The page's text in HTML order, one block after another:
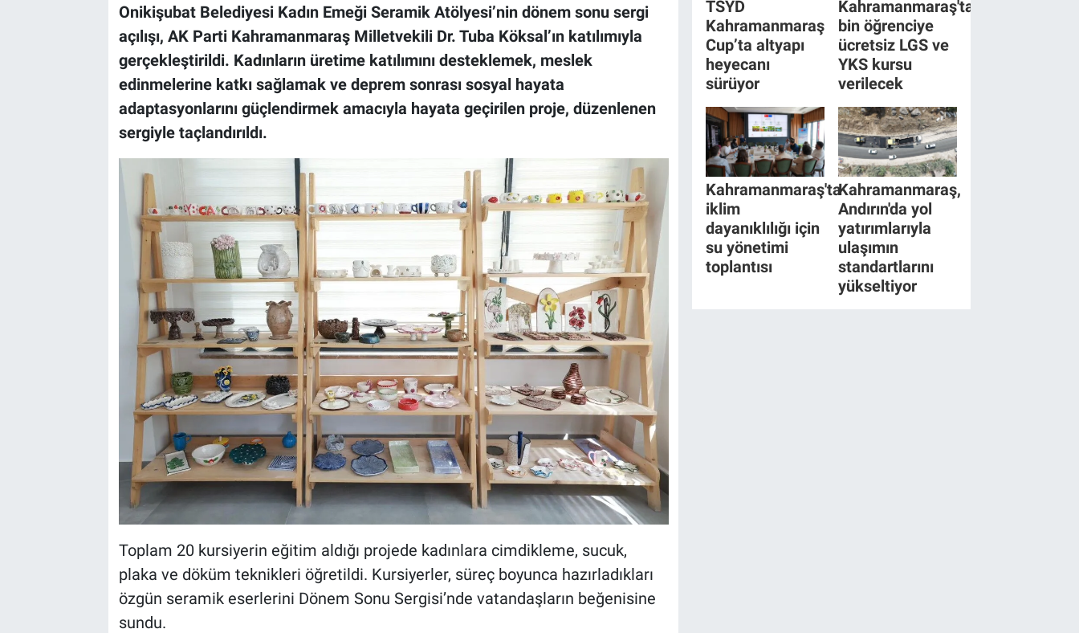
Onikişubat Belediyesi Kadın Emeği Seramik Atölyesi’nin dönem sonu sergi
açılışı, AK Parti Kahramanmaraş Milletvekili Dr. Tuba Köksal’ın katılımıyla
gerçekleştirildi. Kadınların üretime katılımını desteklemek, meslek
edinmelerine katkı sağlamak ve deprem sonrası sosyal hayata
adaptasyonlarını güçlendirmek amacıyla hayata geçirilen proje, düzenlenen
sergiyle taçlandırıldı.
Toplam 20 kursiyerin eğitim aldığı projede kadınlara cimdikleme, sucuk,
plaka ve döküm teknikleri öğretildi. Kursiyerler, süreç boyunca hazırladıkları
özgün seramik eserlerini Dönem Sonu Sergisi’nde vatandaşların beğenisine
sundu.
TSYD
Kahramanmaraş
Cup’ta altyapı
heyecanı
sürüyor
Kahramanmaraş'ta
bin öğrenciye
ücretsiz LGS ve
YKS kursu
verilecek
Kahramanmaraş'ta
iklim
dayanıklılığı için
su yönetimi
toplantısı
Kahramanmaraş,
Andırın'da yol
yatırımlarıyla
ulaşımın
standartlarını
yükseltiyor
HABERDE İNSAN
BİLİM VE TEKNOLOJİ